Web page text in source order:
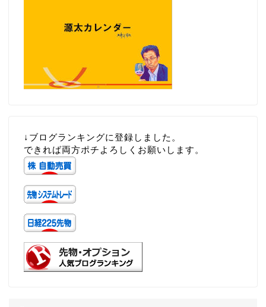
↓ブログランキングに登録しました。
できれば両方ポチよろしくお願いします。